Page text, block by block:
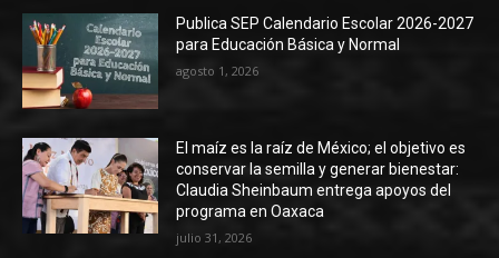
Publica SEP Calendario Escolar 2026-2027
para Educación Básica y Normal
agosto 1, 2026
El maíz es la raíz de México; el objetivo es
conservar la semilla y generar bienestar:
Claudia Sheinbaum entrega apoyos del
programa en Oaxaca
julio 31, 2026